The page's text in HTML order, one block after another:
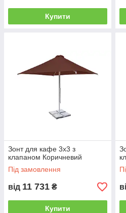
Купити
Зонт для кафе 3х3 з
клапаном Коричневий
Під замовлення
від 11 731 ₴
Купити